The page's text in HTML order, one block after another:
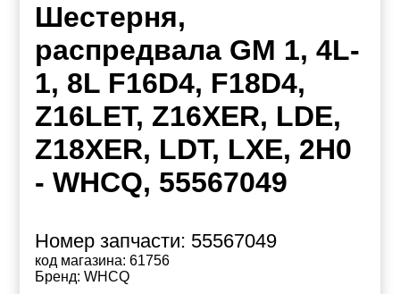
Шестерня,
распредвала GM 1, 4L-
1, 8L F16D4, F18D4,
Z16LET, Z16XER, LDE,
Z18XER, LDT, LXE, 2H0
- WHCQ, 55567049
Номер запчасти: 55567049
код магазина: 61756
Бренд: WHCQ